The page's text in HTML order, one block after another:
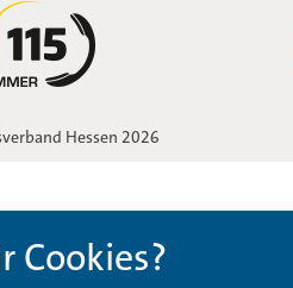
Hessen 2026
Cookies?